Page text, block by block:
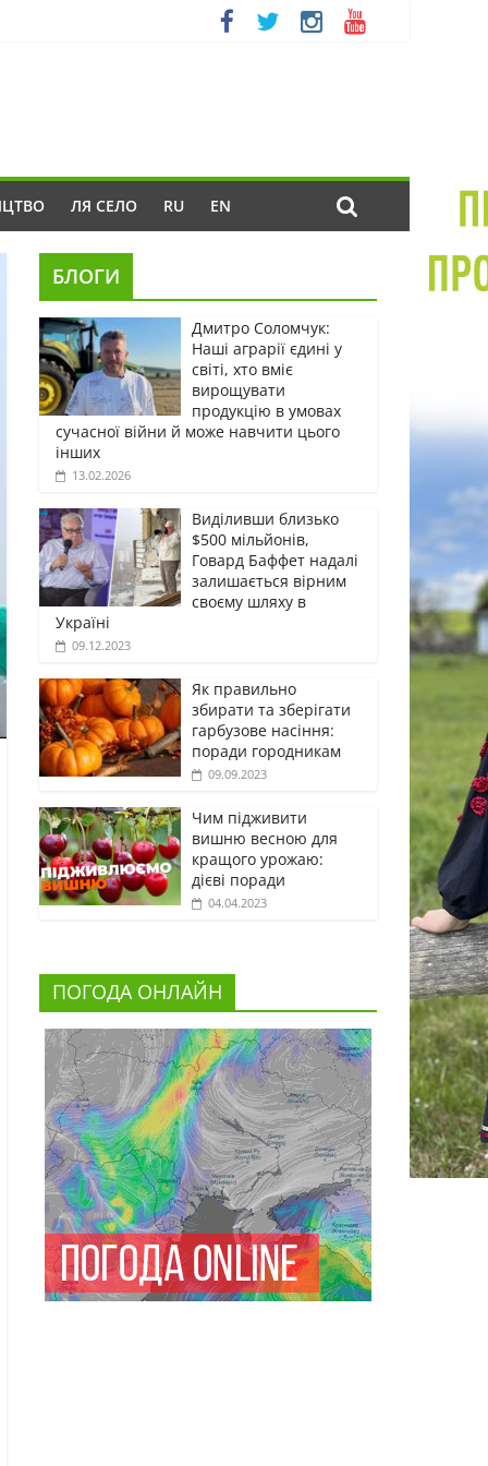
ЛЯ СЕЛО RU EN
БЛОГИ
Дмитро Соломчук:
Наші аграрії єдині у
світі, хто вміє
вирощувати
продукцію в умовах
сучасної війни й може навчити цього
інших
13.02.2026
Виділивши близько
$500 мільйонів,
Говард Баффет надалі
залишається вірним
своєму шляху в
Україні
09.12.2023
Як правильно
збирати та зберігати
гарбузове насіння:
поради городникам
09.09.2023
Чим підживити
вишню весною для
кращого урожаю:
дієві поради
04.04.2023
ПОГОДА ОНЛАЙН